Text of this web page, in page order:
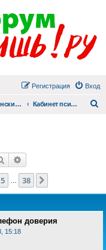
Вход
Регистрация
Медицинский раздел Кабинет психиатра
Поиск
38
5 38
доверия
15:18